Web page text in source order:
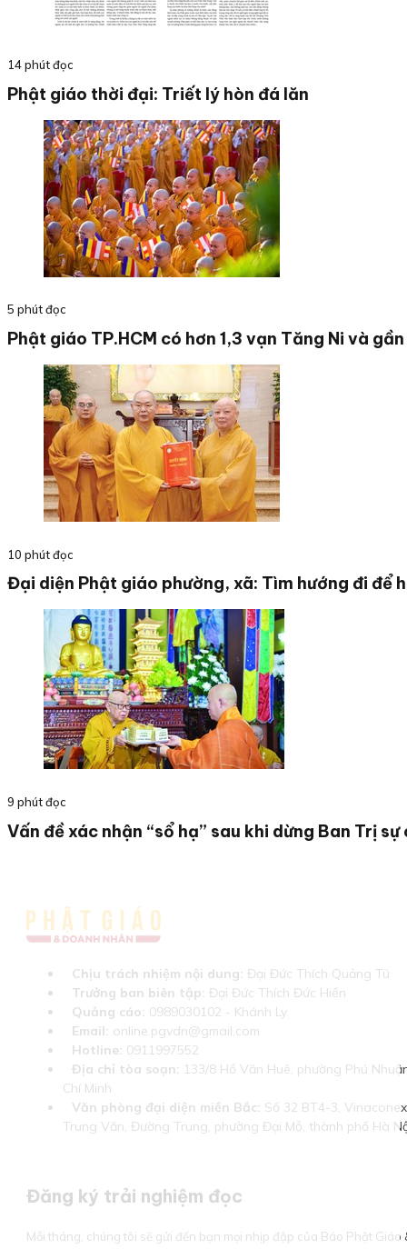
14 phút đọc
Phật giáo thời đại: Triết lý hòn đá lăn
5 phút đọc
Phật giáo TP.HCM có hơn 1,3 vạn Tăng Ni và
10 phút đọc
Đại diện Phật giáo phường, xã: Tìm hướng đi để
9 phút đọc
Vấn đề xác nhận “sổ hạ” sau khi dừng Ban Trị
Chịu trách nhiệm nội dung: Đại Đức Thích Quảng Tú
Trưởng ban biên tập: Đại Đức Thích Đức Hiển
Quảng cáo: 0989030102 - Khánh Ly
Email: online.pgvdn@gmail.com
Hotline: 0911997552
Địa chỉ tòa soạn: 133/8 Hồ Văn Huê, phường Phú
Chí Minh
Văn phòng đại diện miền Bắc: Số 32 BT4-3,
Trung Văn, Đường Trung, phường Đại Mỗ, thành phố Hà
Đăng ký trải nghiệm đọc
Mỗi tháng, chúng tôi sẽ gửi đến bạn mọi nhịp đập của Báo Phật Giáo